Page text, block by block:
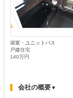
浴室・ユニットバス
戸建住宅
140万円
会社の概要▼